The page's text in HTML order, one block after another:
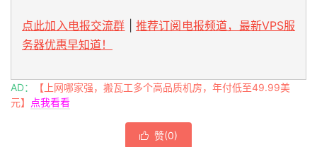
点此加入电报交流群
推荐订阅电报频道，最新VPS服
务器优惠早知道！
AD：
【上网哪家强，搬瓦工多个高品质机房，年付低至49.99美
元】
点我看看
 赞(0)